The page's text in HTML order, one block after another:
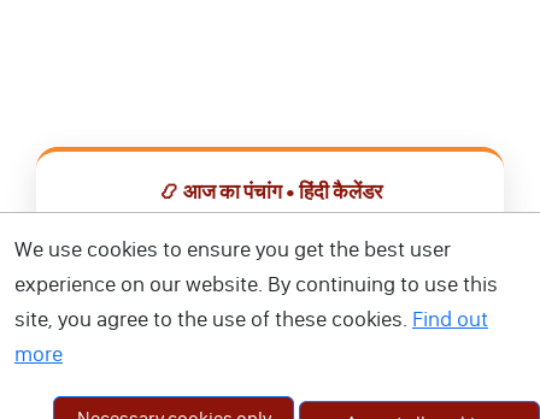
📿 आज का पंचांग • हिंदी कैलेंडर
📅 हिंदी कैलेंडर ऐप डाउनलोड करें
We use cookies to ensure you get the best user
experience on our website. By continuing to use this
site, you agree to the use of these cookies. Find out
more